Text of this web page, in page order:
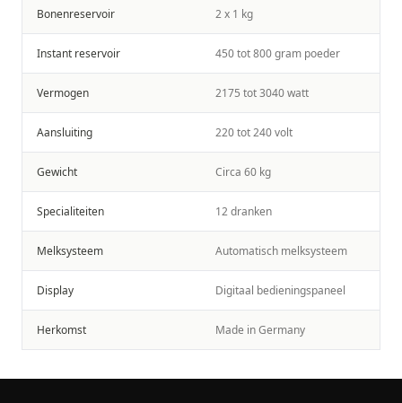
Bonenreservoir 2 x 1 kg
Instant reservoir 450 tot 800 gram poeder
Vermogen 2175 tot 3040 watt
Aansluiting 220 tot 240 volt
Gewicht Circa 60 kg
Specialiteiten 12 dranken
Melksysteem Automatisch melksysteem
Display Digitaal bedieningspaneel
Herkomst Made in Germany